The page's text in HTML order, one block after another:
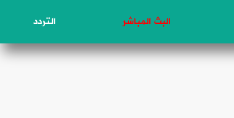
البث المباشر التردد